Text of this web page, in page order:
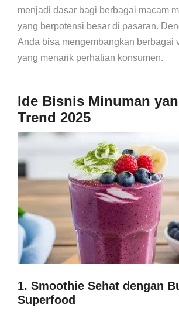
menjadi dasar bagi berbagai macam
yang berpotensi besar di pasaran.
Anda bisa mengembangkan berbagai
yang menarik perhatian konsumen.
Ide Bisnis Minuman
Trend 2025
1. Smoothie Sehat dengan
Superfood